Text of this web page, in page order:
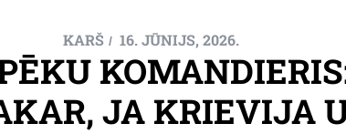
KARŠ 16. JŪNIJS, 2026.
JA KRIEVIJA